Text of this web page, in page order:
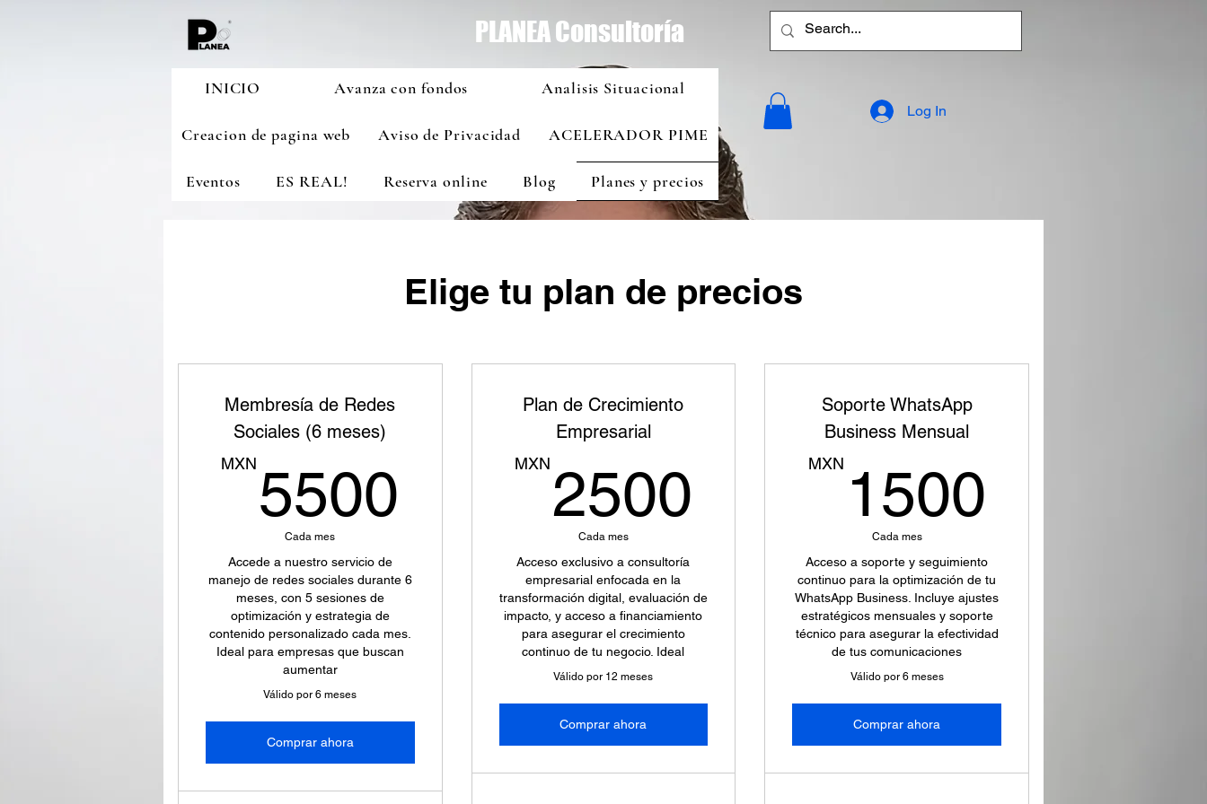
PLANEA Consultoría
INICIO Avanza con fondos Analisis Situacional
Creacion de pagina web Aviso de Privacidad ACELERADOR PIME
Eventos ES REAL! Reserva online Blog Planes y precios
Log In
Elige tu plan de precios
Membresía de Redes
Sociales (6 meses)
MXN 5500 5500MXN
Cada mes
Accede a nuestro servicio de
manejo de redes sociales durante 6
meses, con 5 sesiones de
optimización y estrategia de
contenido personalizado cada mes.
Ideal para empresas que buscan
aumentar
Válido por 6 meses
Comprar ahora
Plan de Crecimiento
Empresarial
MXN 2500 2500MXN
Cada mes
Acceso exclusivo a consultoría
empresarial enfocada en la
transformación digital, evaluación de
impacto, y acceso a financiamiento
para asegurar el crecimiento
continuo de tu negocio. Ideal
Válido por 12 meses
Comprar ahora
Soporte WhatsApp
Business Mensual
MXN 1500
Cada mes
Acceso a soporte y seguimiento
continuo para la optimización de tu
WhatsApp Business. Incluye ajustes
estratégicos mensuales y soporte
técnico para asegurar la efectividad
de tus comunicaciones
Válido por 6 meses
Comprar ahora